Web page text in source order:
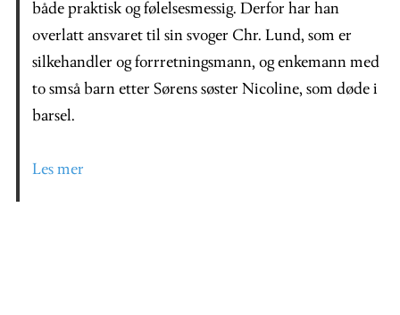
både praktisk og følelsesmessig. Derfor har han
overlatt ansvaret til sin svoger Chr. Lund, som er
silkehandler og forrretningsmann, og enkemann med
to smså barn etter Sørens søster Nicoline, som døde i
barsel.
Les mer